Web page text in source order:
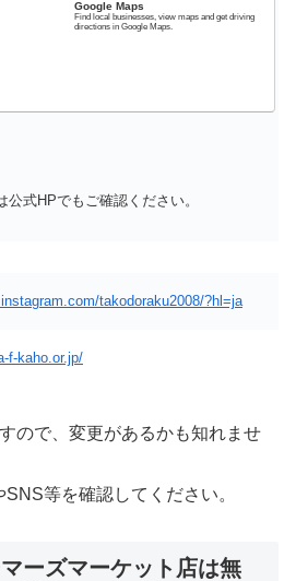
Google Maps
Find local businesses, view maps and get driving
directions in Google Maps.
公式HPでもご確認ください。
takodoraku2008/?hl=ja
f-kaho.or.jp/
ので、変更があるかも知れませ
等を確認してください。
ーズマーケット店は無